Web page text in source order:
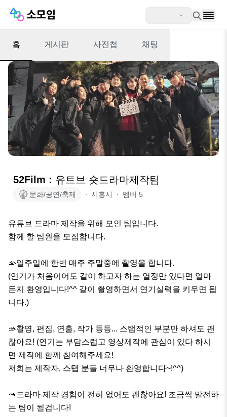
홈 게시판 사진첩 채팅
52Film : 유트브 숏드라마제작팀
문화/공연/축제 ∙ 시흥시 ∙ 멤버 5
유튜브 드라마 제작을 위해 모인 팀입니다.
함께 할 팀원을 모집합니다.
🫴일주일에 한번 매주 주말중에 촬영을 합니다.
(연기가 처음이어도 같이 하고자 하는 열정만 있다면 얼마
든지 환영입니다!^^ 같이 촬영하면서 연기실력을 키우면 됩
니다.)
🫴촬영, 편집, 연출, 작가 등등... 스탭적인 부분만 하셔도 괜
찮아요! (연기는 부담스럽고 영상제작에 관심이 있다 하시
면 제작에 함께 참여해주세요!
저희는 제작자, 스탭 분들 너무나 환영합니다~!^^)
🫴드라마 제작 경험이 전혀 없어도 괜찮아요! 조금씩 발전하
는 팀이 될겁니다!